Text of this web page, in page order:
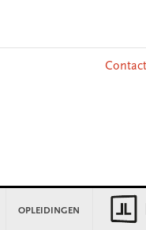
Contact
OPLEIDINGEN